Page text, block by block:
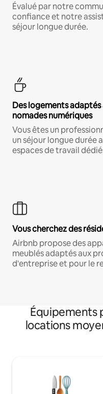
Évalué par notre
confiance et notre
séjour longue durée.
Des logements
nomades numériques
Vous êtes un
un séjour longue durée
espaces de travail
Vous cherchez des
Airbnb propose des
meublés adaptés aux
d'entreprise et pour le
Équipements
locations